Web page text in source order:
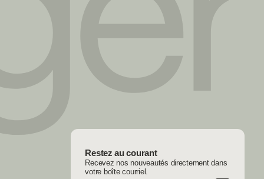
Restez au courant
Recevez nos nouveautés directement dans
votre boîte courriel.